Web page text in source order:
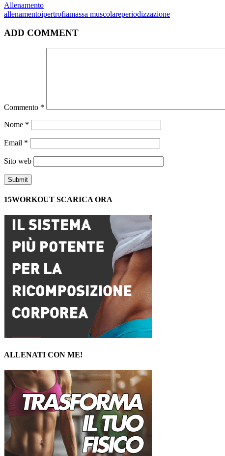
Allenamento
allenamentoipertrofiamassa muscolareperiodizzazione
ADD COMMENT
Commento *
Nome *
Email *
Sito web
15WORKOUT SCARICA ORA
ALLENATI CON ME!